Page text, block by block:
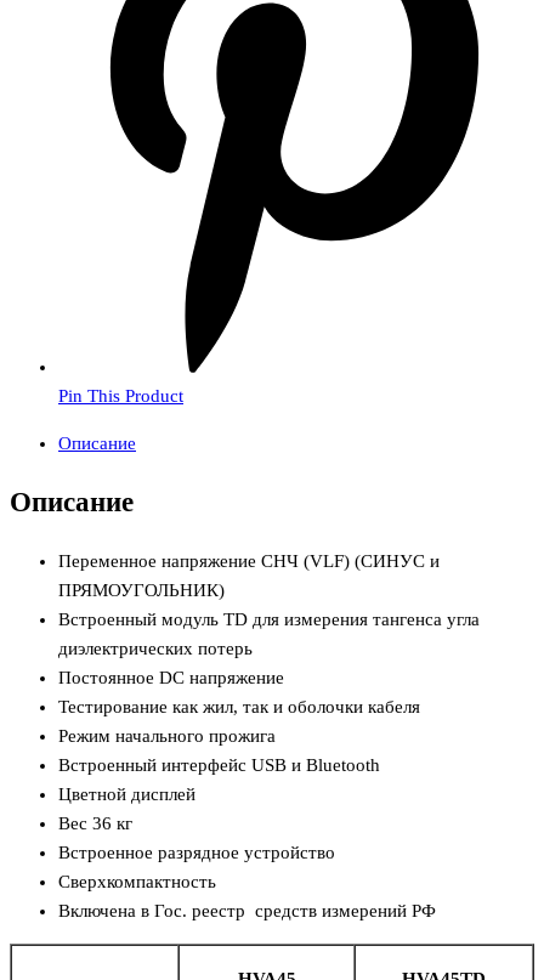
Pin This Product
Описание
Описание
Переменное напряжение СНЧ (VLF) (СИНУС и
ПРЯМОУГОЛЬНИК)
Встроенный модуль TD для измерения тангенса угла
диэлектрических потерь
Постоянное DC напряжение
Тестирование как жил, так и оболочки кабеля
Режим начального прожига
Встроенный интерфейс USB и Bluetooth
Цветной дисплей
Вес 36 кг
Встроенное разрядное устройство
Сверхкомпактность
Включена в Гос. реестр средств измерений РФ